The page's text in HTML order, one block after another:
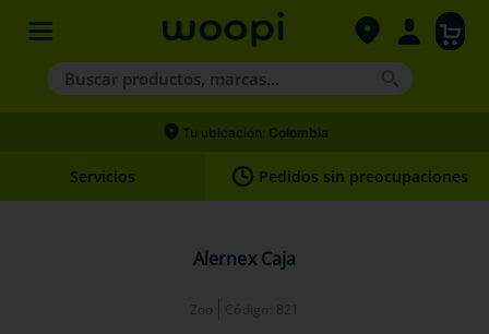
Buscar productos, marcas...
Términos más buscados
2.
hills
Tu ubicación: Colombia
Servicios Pedidos sin preocupaciones
Alernex Caja
Zoo Código: 821